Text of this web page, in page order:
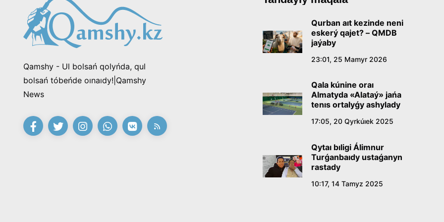
Qamshy - Ul bolsań qolyńda, qul
bolsań tóbeńde oınaıdy!|Qamshy
News
Qurban aıt kezinde neni
eskerý qajet? – QMDB
jaýaby
23:01, 25 Mamyr 2026
Qala kúnine oraı
Almatyda «Alataý» jańa
tenıs ortalyǵy ashylady
17:05, 20 Qyrkúıek 2025
Qytaı bıligi Álimnur
Turǵanbaıdy ustaǵanyn
rastady
10:17, 14 Tamyz 2025